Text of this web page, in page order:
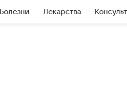
Болезни Лекарства